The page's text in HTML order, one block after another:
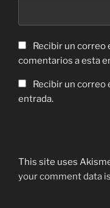
Recibir un
comentarios a esta
Recibir un correo
entrada.
This site uses
your comment data